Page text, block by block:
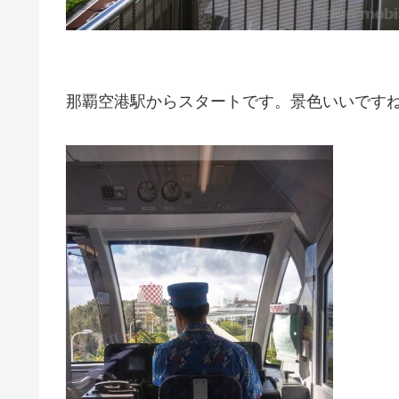
那覇空港駅からスタートです。景色いいです